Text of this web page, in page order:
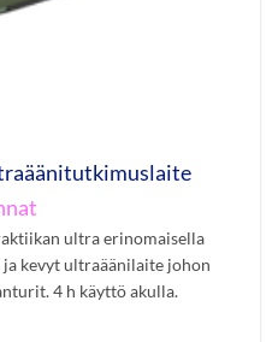
ultra erinomaisella
kevyt ultraäänilaite johon
4 h käyttö akulla.